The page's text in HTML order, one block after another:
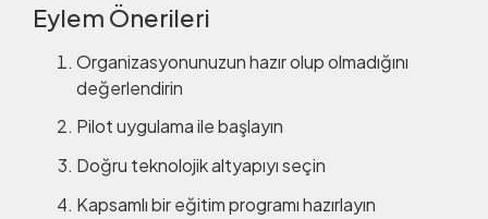
Eylem Önerileri
Organizasyonunuzun hazır olup olmadığını
değerlendirin
Pilot uygulama ile başlayın
Doğru teknolojik altyapıyı seçin
Kapsamlı bir eğitim programı hazırlayın